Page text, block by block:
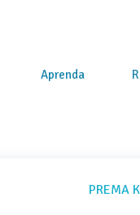
Aprenda